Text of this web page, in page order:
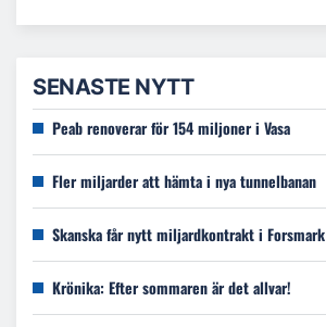
SENASTE NYTT
Peab renoverar för 154 miljoner i Vasa
Fler miljarder att hämta i nya tunnelbanan
Skanska får nytt miljardkontrakt i Forsmark
Krönika: Efter sommaren är det allvar!